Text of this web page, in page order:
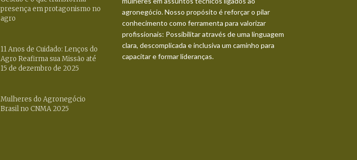
presença em protagonismo no
agro
11 Anos de Cuidado: Lenços do
Agro Reafirma sua Missão até
15 de dezembro de 2025
Mulheres do Agronegócio
Brasil no CNMA 2025
agronegócio. Nosso propósito é reforçar o pilar
conhecimento como ferramenta para valorizar
profissionais: Possibilitar através de uma linguagem
clara, descomplicada e inclusiva um caminho para
capacitar e formar lideranças.